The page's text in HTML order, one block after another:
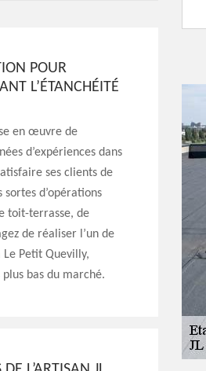
POUR
L’ÉTANCHÉITÉ
en œuvre de
d’expériences dans
ses clients de
d’opérations
toit-terrasse, de
de réaliser l’un de
Petit Quevilly,
plus bas du marché.